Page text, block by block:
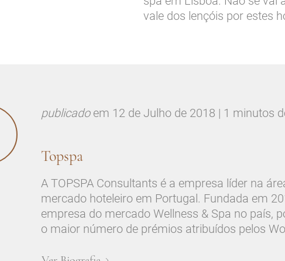
vale dos lençóis por estes
publicadoem 12 de Julho de 2018 | 1 minutos
Topspa
A TOPSPA Consultants é a empresa líder na
mercado hoteleiro em Portugal. Fundada em
empresa do mercado Wellness & Spa no país,
o maior número de prémios atribuídos pelos